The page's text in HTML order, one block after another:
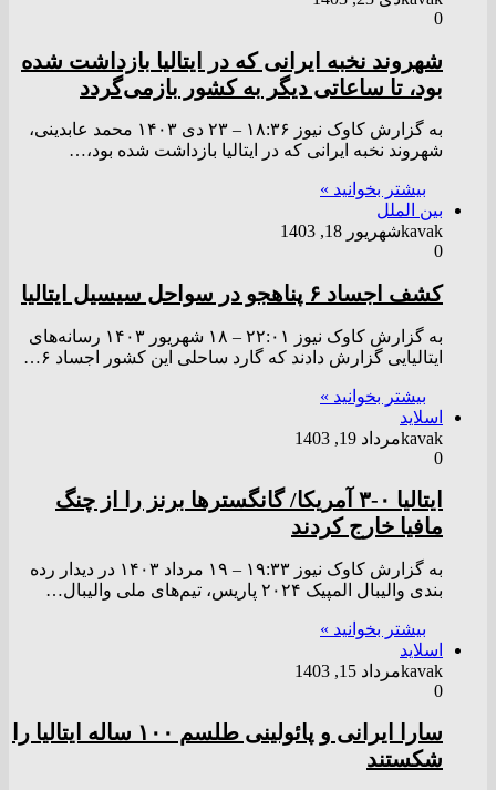
0
شهروند نخبه ایرانی که در ایتالیا بازداشت شده
بود، تا ساعاتی دیگر به کشور بازمی‌گردد
به گزارش کاوک نیوز ۱۸:۳۶ – ۲۳ دی ۱۴۰۳ محمد عابدینی،
شهروند نخبه ایرانی که در ایتالیا بازداشت شده بود،…
بیشتر بخوانید »
بین الملل
kavakشهریور 18, 1403
0
کشف اجساد ۶ پناهجو در سواحل سیسیل ایتالیا
به گزارش کاوک نیوز ۲۲:۰۱ – ۱۸ شهريور ۱۴۰۳ رسانه‌های
ایتالیایی گزارش دادند که گارد ساحلی این کشور اجساد ۶…
بیشتر بخوانید »
اسلاید
kavakمرداد 19, 1403
0
ایتالیا ۰-۳ آمریکا/ گانگستر‌ها برنز را از چنگ
مافیا خارج کردند
به گزارش کاوک نیوز ۱۹:۳۳ – ۱۹ مرداد ۱۴۰۳ در دیدار رده
بندی والیبال المپیک ۲۰۲۴ پاریس، تیم‌های ملی والیبال…
بیشتر بخوانید »
اسلاید
kavakمرداد 15, 1403
0
سارا ایرانی و پائولینی طلسم ۱۰۰ ساله ایتالیا را
شکستند